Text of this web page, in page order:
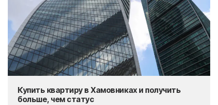
Купить квартиру в Хамовниках и получить
больше, чем статус